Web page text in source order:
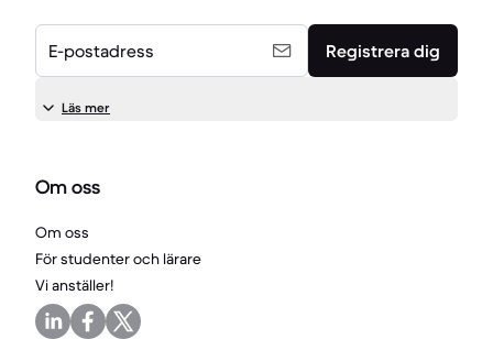
E-postadress Registrera dig
Läs mer
Om oss
Om oss
För studenter och lärare
Vi anställer!